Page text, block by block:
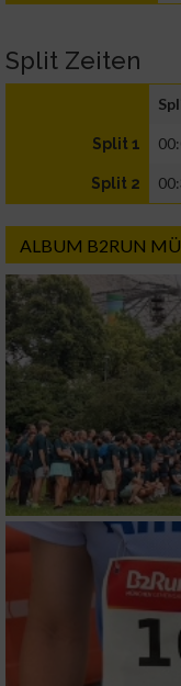
Split Zeiten
Split 1
Split 2
ALBUM B2RUN